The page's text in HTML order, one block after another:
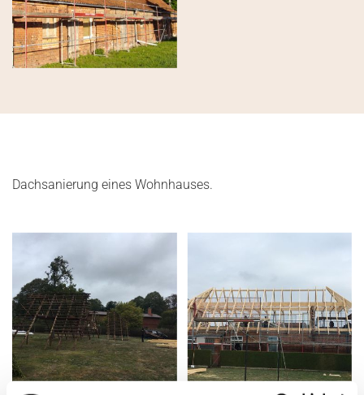
Dach­sa­nie­rung eines Wohn­hau­ses.